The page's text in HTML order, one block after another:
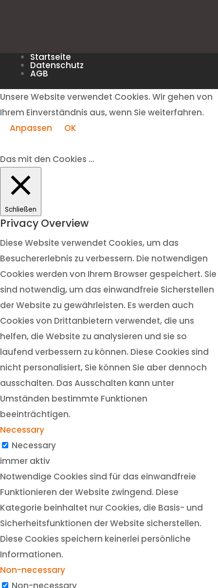
Startseite
Datenschutz
AGB
Unsere Website verwendet Cookies. Wir gehen von
Ihrem Einverständnis aus, wenn Sie weiterfahren.
Anpassen
OK
Das mit den Cookies ...
Schließen
Privacy Overview
Diese Website verwendet Cookies, um das
Besuchererlebnis zu verbessern. Die notwendigen
Cookies werden von Ihrem Browser gespeichert. Sie
sind notwendig, um das einwandfreie Sicherstellen
der Website zu gewährleisten. Es werden auch
Cookies von Drittanbietern verwendet, die uns
helfen, die Website zu analysieren und sie so
laufend verbessern zu können. Diese Cookies sind
nicht personalisiert, Sie können Sie aber dennoch
ausschalten. Das Ausschalten kann unter
Umständen bestimmte Funktionen
beeinträchtigen.
Necessary
Necessary
immer aktiv
Notwendige Cookies sind für das einwandfreie
Funktionieren der Website zwingend. Diese
Kategorie beinhaltet nur Cookies, die Basis- und
Sicherheitsfunktionen der Website sicherstellen.
Diese Cookies speichern keinerlei persönliche
Informationen.
Non-necessary
Non-necessary